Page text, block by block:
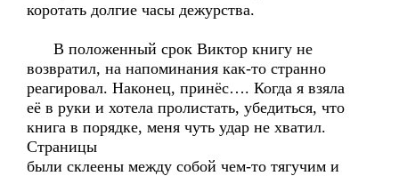
коротать долгие часы дежурства.
В положенный срок Виктор книгу не
возвратил, на напоминания как-то странно
реагировал. Наконец, принёс…. Когда я взяла
её в руки и хотела пролистать, убедиться, что
книга в порядке, меня чуть удар не хватил.
Страницы
были склеены между собой чем-то тягучим и